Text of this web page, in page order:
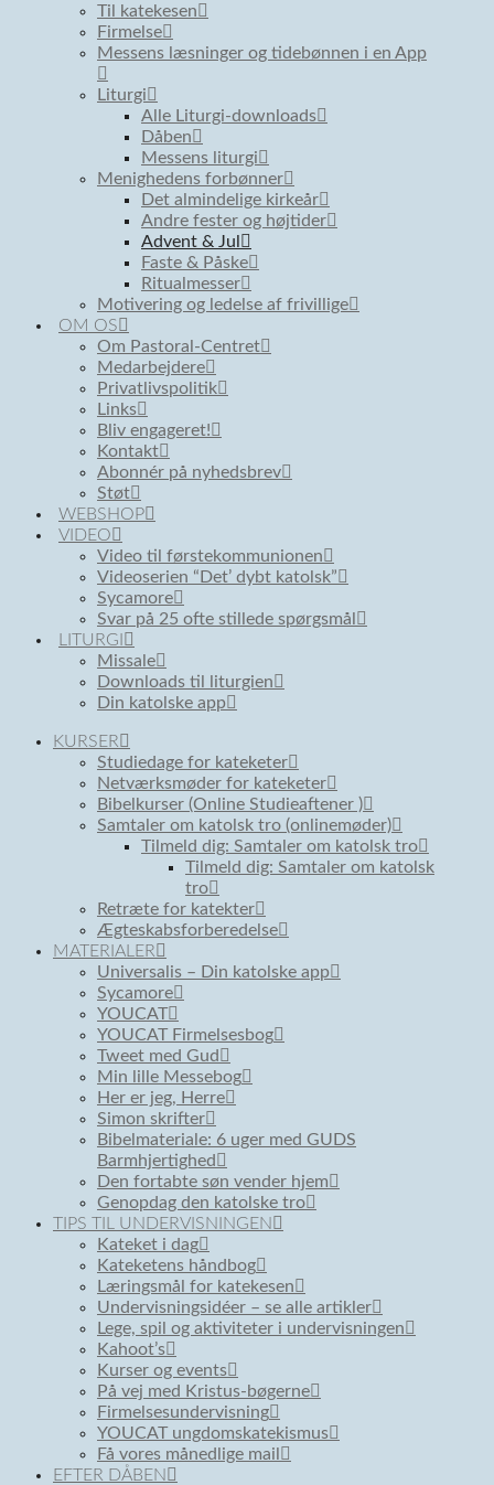
Til katekesen
Firmelse
Messens læsninger og tidebønnen i en App
Liturgi
Alle Liturgi-downloads
Dåben
Messens liturgi
Menighedens forbønner
Det almindelige kirkeår
Andre fester og højtider
Advent & Jul
Faste & Påske
Ritualmesser
Motivering og ledelse af frivillige
OM OS
Om Pastoral-Centret
Medarbejdere
Privatlivspolitik
Links
Bliv engageret!
Kontakt
Abonnér på nyhedsbrev
Støt
WEBSHOP
VIDEO
Video til førstekommunionen
Videoserien “Det’ dybt katolsk”
Sycamore
Svar på 25 ofte stillede spørgsmål
LITURGI
Missale
Downloads til liturgien
Din katolske app
KURSER
Studiedage for kateketer
Netværksmøder for kateketer
Bibelkurser (Online Studieaftener )
Samtaler om katolsk tro (onlinemøder)
Tilmeld dig: Samtaler om katolsk tro
Tilmeld dig: Samtaler om katolsk
tro
Retræte for katekter
Ægteskabsforberedelse
MATERIALER
Universalis – Din katolske app
Sycamore
YOUCAT
YOUCAT Firmelsesbog
Tweet med Gud
Min lille Messebog
Her er jeg, Herre
Simon skrifter
Bibelmateriale: 6 uger med GUDS
Barmhjertighed
Den fortabte søn vender hjem
Genopdag den katolske tro
TIPS TIL UNDERVISNINGEN
Kateket i dag
Kateketens håndbog
Læringsmål for katekesen
Undervisningsidéer – se alle artikler
Lege, spil og aktiviteter i undervisningen
Kahoot’s
Kurser og events
På vej med Kristus-bøgerne
Firmelsesundervisning
YOUCAT ungdomskatekismus
Få vores månedlige mail
EFTER DÅBEN